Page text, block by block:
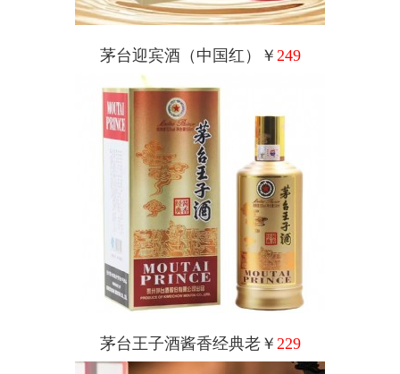
茅台迎宾酒（中国红）￥ 249
茅台王子酒酱香经典老￥ 229